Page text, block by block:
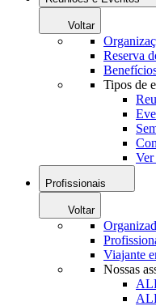
Voltar
Reserva
Tipos de
Ver
Profissionais
Voltar
Viajante
Nossas